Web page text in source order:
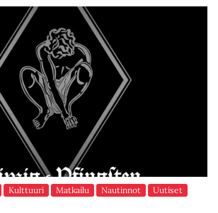
Kulttuuri Matkailu Nautinnot
Uutiset